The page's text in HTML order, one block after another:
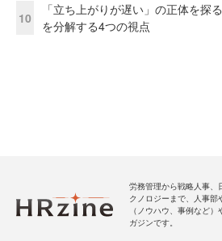
10
「立ち上がりが遅い」の正体を
を分解する4つの視点
労務管理から戦略人事、
クノロジーまで、人事
（ノウハウ、事例など
ガジンです。